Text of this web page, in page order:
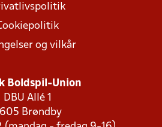
og vilkår
Boldspil-Union
DBU Allé 1
Brøndby